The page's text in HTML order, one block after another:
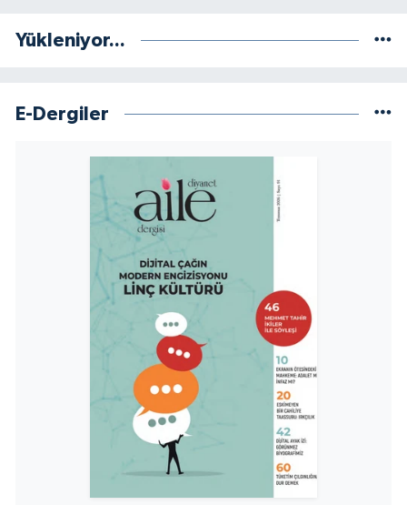
Yükleniyor...
E-Dergiler
Niğde Müftülüğü
Osmaniye Müftülüğü
Sakarya Müftülüğü
Samsun Müftülüğü
Siirt Müftülüğü
Sinop Müftülüğü
Sivas Müftülüğü
Şanlıurfa Müftülüğü
Şırnak Müftülüğü